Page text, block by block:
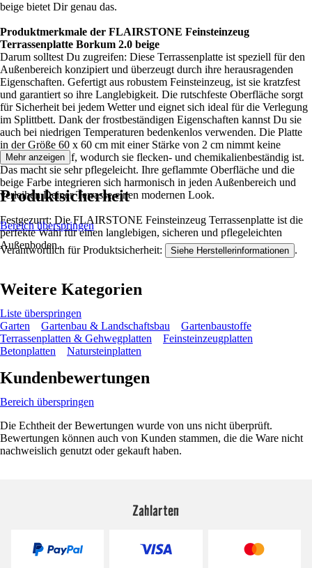
beige bietet Dir genau das.
Produktmerkmale der FLAIRSTONE Feinsteinzeug
Terrassenplatte Borkum 2.0 beige
Darum solltest Du zugreifen: Diese Terrassenplatte ist speziell für den
Außenbereich konzipiert und überzeugt durch ihre herausragenden
Eigenschaften. Gefertigt aus robustem Feinsteinzeug, ist sie kratzfest
und garantiert so ihre Langlebigkeit. Die rutschfeste Oberfläche sorgt
für Sicherheit bei jedem Wetter und eignet sich ideal für die Verlegung
im Splittbett. Dank der frostbeständigen Eigenschaften kannst Du sie
auch bei niedrigen Temperaturen bedenkenlos verwenden. Die Platte
in der Größe 60 x 60 cm mit einer Stärke von 2 cm nimmt keine
Flüssigkeiten auf, wodurch sie flecken- und chemikalienbeständig ist.
Das macht sie sehr pflegeleicht. Ihre geflammte Oberfläche und die
beige Farbe integrieren sich harmonisch in jeden Außenbereich und
verleihen Deiner Terrasse einen modernen Look.
Festgezurrt: Die FLAIRSTONE Feinsteinzeug Terrassenplatte ist die
perfekte Wahl für einen langlebigen, sicheren und pflegeleichten
Außenboden.
Mehr anzeigen
Produktsicherheit
Bereich überspringen
Verantwortlich für Produktsicherheit: Siehe Herstellerinformationen .
Weitere Kategorien
Liste überspringen
Garten
Gartenbau & Landschaftsbau
Gartenbaustoffe
Terrassenplatten & Gehwegplatten
Feinsteinzeugplatten
Betonplatten
Natursteinplatten
Kundenbewertungen
Bereich überspringen
Die Echtheit der Bewertungen wurde von uns nicht überprüft.
Bewertungen können auch von Kunden stammen, die die Ware nicht
nachweislich genutzt oder gekauft haben.
Zahlarten